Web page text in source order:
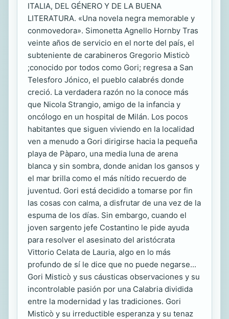
ITALIA, DEL GÉNERO Y DE LA BUENA
LITERATURA. «Una novela negra memorable y
conmovedora». Simonetta Agnello Hornby Tras
veinte años de servicio en el norte del país, el
subteniente de carabineros Gregorio Misticò
;conocido por todos como Gori; regresa a San
Telesforo Jónico, el pueblo calabrés donde
creció. La verdadera razón no la conoce más
que Nicola Strangio, amigo de la infancia y
oncólogo en un hospital de Milán. Los pocos
habitantes que siguen viviendo en la localidad
ven a menudo a Gori dirigirse hacia la pequeña
playa de Pàparo, una media luna de arena
blanca y sin sombra, donde anidan los gansos y
el mar brilla como el más nítido recuerdo de
juventud. Gori está decidido a tomarse por fin
las cosas con calma, a disfrutar de una vez de la
espuma de los días. Sin embargo, cuando el
joven sargento jefe Costantino le pide ayuda
para resolver el asesinato del aristócrata
Vittorio Celata de Lauria, algo en lo más
profundo de sí le dice que no puede negarse...
Gori Misticò y sus cáusticas observaciones y su
incontrolable pasión por una Calabria dividida
entre la modernidad y las tradiciones. Gori
Misticò y su irreductible esperanza y su tenaz